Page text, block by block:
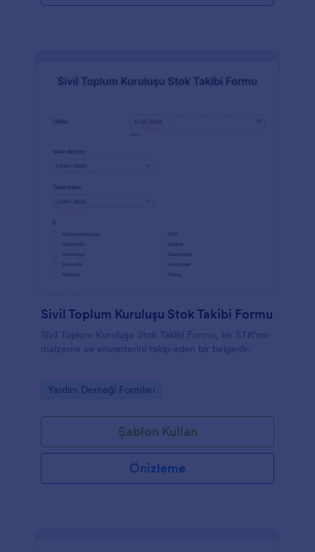
Sivil Toplum Kuruluşu Stok Takibi Formu
Sivil Toplum Kuruluşu Stok Takibi Formu, bir STK'nın
malzeme ve envanterini takip eden bir belgedir.
Go to Category:
Yardım Derneği Formları
Şablon Kullan
Önizleme